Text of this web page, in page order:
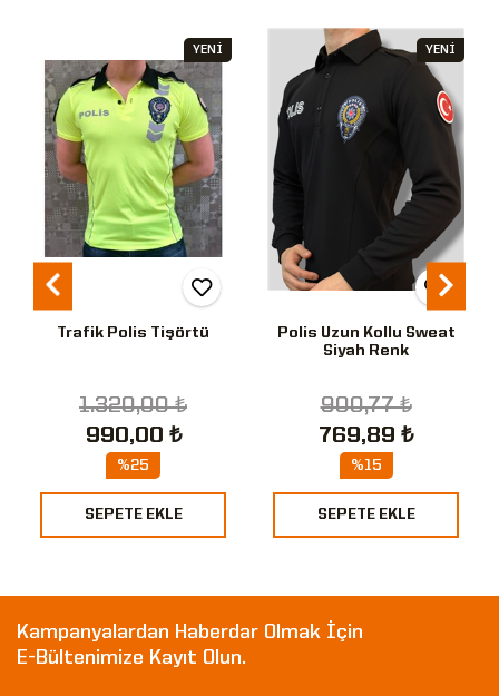
Trafik Polis Tişörtü
1.320,00 ₺
990,00 ₺
%25
SEPETE EKLE
YENİ
Polis Uzun Kollu Sweat
Siyah Renk
900,77 ₺
769,89 ₺
%15
SEPETE EKLE
YENİ
Kampanyalardan Haberdar Olmak İçin
E-Bültenimize Kayıt Olun.